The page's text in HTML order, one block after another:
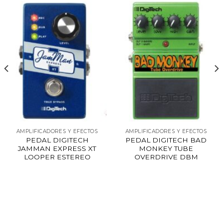
AMPLIFICADORES Y EFECTOS
PEDAL DIGITECH
JAMMAN EXPRESS XT
LOOPER ESTEREO
AMPLIFICADORES Y EFECTOS
PEDAL DIGITECH BAD
MONKEY TUBE
OVERDRIVE DBM